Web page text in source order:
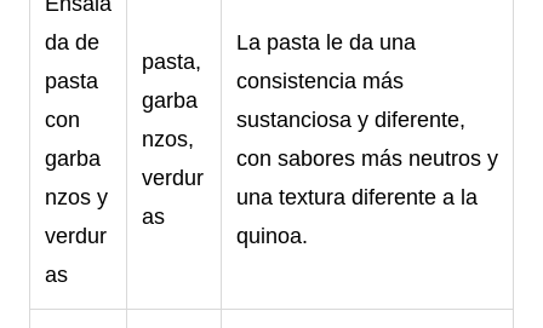
da de
pasta
con
garba
nzos y
verdur
as
pasta,
garba
nzos,
verdur
as
La pasta le da una
consistencia más
sustanciosa y diferente,
con sabores más neutros y
una textura diferente a la
quinoa.